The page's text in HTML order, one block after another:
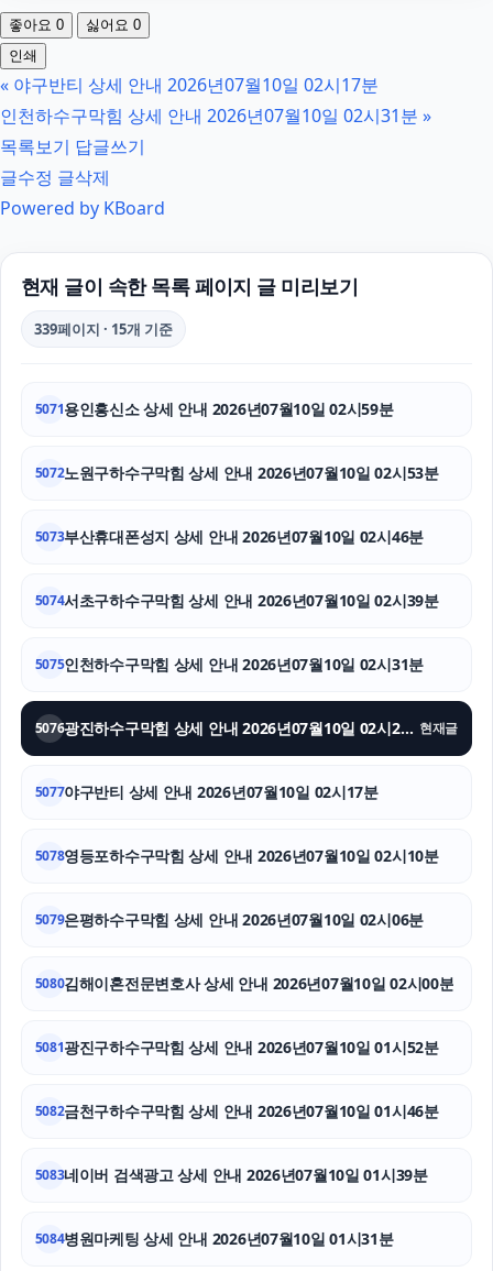
수원음주운전변호사
강아지파양
서울암요양병원
용인학교폭력변호사
수원형사전문변호사
인스타 좋아요
폰테크
의정부이혼전문변호사
좋아요 0 싫어요 0
인쇄
« 야구반티 상세 안내 2026년07월10일 02시17분
인천하수구막힘 상세 안내 2026년07월10일 02시31분 »
목록보기 답글쓰기
글수정 글삭제
Powered by KBoard
현재 글이 속한 목록 페이지 글 미리보기
339페이지 · 15개 기준
5071용인흥신소 상세 안내 2026년07월10일 02시59분
5072노원구하수구막힘 상세 안내 2026년07월10일 02시53분
5073부산휴대폰성지 상세 안내 2026년07월10일 02시46분
5074서초구하수구막힘 상세 안내 2026년07월10일 02시39분
5075인천하수구막힘 상세 안내 2026년07월10일 02시31분
5076 광진하수구막힘 상세 안내 2026년07월10일 02시24분 현재글
5077야구반티 상세 안내 2026년07월10일 02시17분
5078영등포하수구막힘 상세 안내 2026년07월10일 02시10분
5079은평하수구막힘 상세 안내 2026년07월10일 02시06분
5080김해이혼전문변호사 상세 안내 2026년07월10일 02시00분
5081광진구하수구막힘 상세 안내 2026년07월10일 01시52분
5082금천구하수구막힘 상세 안내 2026년07월10일 01시46분
5083네이버 검색광고 상세 안내 2026년07월10일 01시39분
5084병원마케팅 상세 안내 2026년07월10일 01시31분